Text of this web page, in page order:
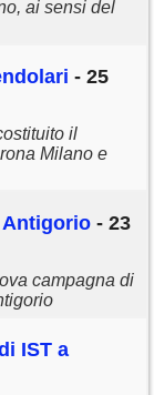
ai sensi del
- 25
il
Milano e
Antigorio - 23
campagna di
IST a